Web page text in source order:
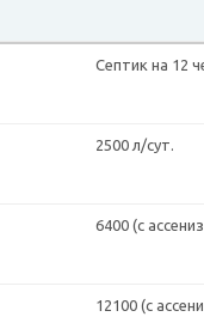
Септик на 12
2500 л/сут.
6400 (с
12100 (с